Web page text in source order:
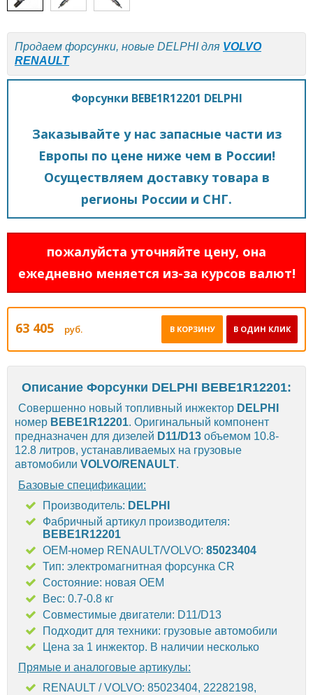
Продаем форсунки, новые DELPHI для VOLVO
RENAULT
Форсунки BEBE1R12201 DELPHI
Заказывайте у нас запасные части из
Европы по цене ниже чем в России!
Осуществляем доставку товара в
регионы России и СНГ.
пожалуйста уточняйте цену, она
ежедневно меняется из-за курсов валют!
63 405 руб. В ОДИН КЛИК
В КОРЗИНУ
Описание Форсунки DELPHI BEBE1R12201:
Совершенно новый топливный инжектор DELPHI
номер BEBE1R12201. Оригинальный компонент
предназначен для дизелей D11/D13 объемом 10.8-
12.8 литров, устанавливаемых на грузовые
автомобили VOLVO/RENAULT.
Базовые спецификации:
Производитель: DELPHI
Фабричный артикул производителя:
BEBE1R12201
OEM-номер RENAULT/VOLVO: 85023404
Тип: электромагнитная форсунка CR
Состояние: новая OEM
Вес: 0.7-0.8 кг
Совместимые двигатели: D11/D13
Подходит для техники: грузовые автомобили
Цена за 1 инжектор. В наличии несколько
Прямые и аналоговые артикулы:
RENAULT / VOLVO: 85023404, 22282198,